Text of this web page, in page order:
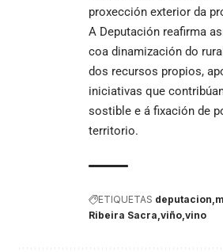
proxección exterior da
A Deputación reafirma
coa dinamización do
dos recursos propios,
iniciativas que
sostible e á fixación de
territorio.
ETIQUETAS deputacion
Ribeira Sacra viño vino